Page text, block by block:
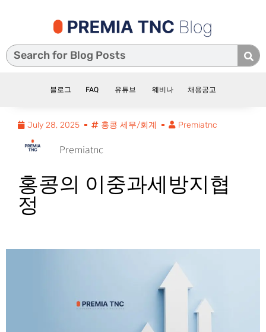
블로그 FAQ 유튜브 웨비나 채용공고
July 28, 2025 홍콩 세무/회계 Premiatnc
Premiatnc
홍콩의 이중과세방지협
정